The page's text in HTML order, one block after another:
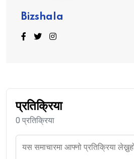
Bizshala
प्रतिक्रिया
0 प्रतिक्रिया